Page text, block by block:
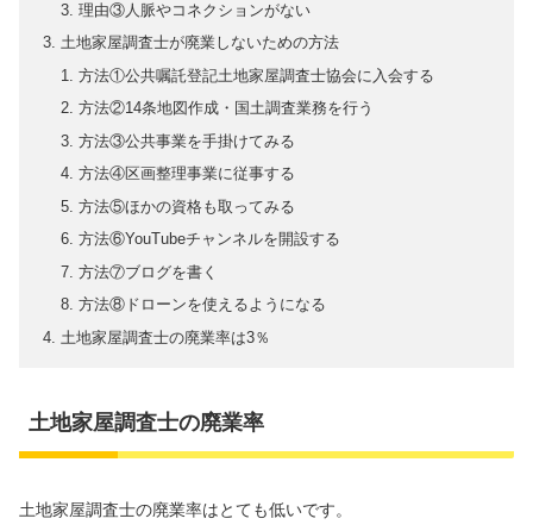
理由③人脈やコネクションがない
土地家屋調査士が廃業しないための方法
方法①公共嘱託登記土地家屋調査士協会に入会する
方法②14条地図作成・国土調査業務を行う
方法③公共事業を手掛けてみる
方法④区画整理事業に従事する
方法⑤ほかの資格も取ってみる
方法⑥YouTubeチャンネルを開設する
方法⑦ブログを書く
方法⑧ドローンを使えるようになる
土地家屋調査士の廃業率は3％
土地家屋調査士の廃業率
土地家屋調査士の廃業率はとても低いです。